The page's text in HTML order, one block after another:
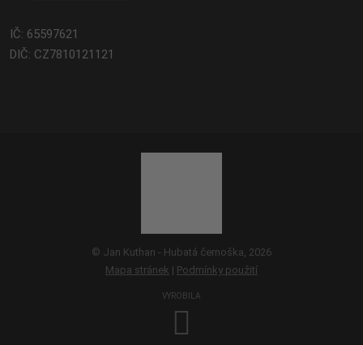
IČ: 65597621
DIČ: CZ7810121121
© Jan Kuthan - Hubatá černoška, 2026
Mapa stránek | Podmínky použití
VYROBILA